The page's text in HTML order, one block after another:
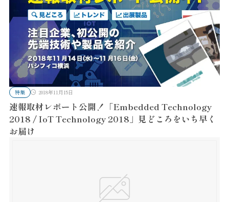
特集 2018年11月15日
速報取材レポート公開！「Embedded Technology
2018 / IoT Technology 2018」見どころをいち早く
お届け